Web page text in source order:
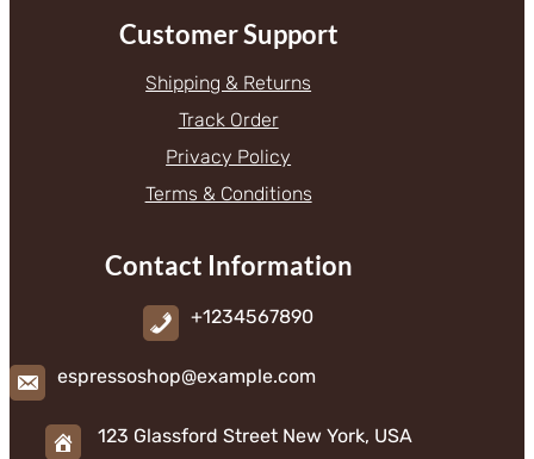
Customer Support
Shipping & Returns
Track Order
Privacy Policy
Terms & Conditions
Contact Information
+1234567890
espressoshop@example.com
123 Glassford Street New York, USA